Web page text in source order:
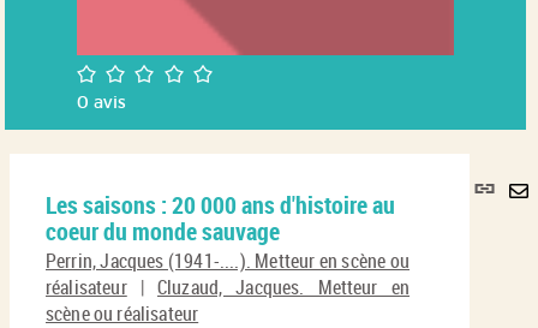
/5
0avis
Lien
Les saisons : 20 000 ans d'histoire au
coeur du monde sauvage
Perrin, Jacques (1941-....). Metteur en scène ou
réalisateur| Cluzaud, Jacques. Metteur en
scène ou réalisateur